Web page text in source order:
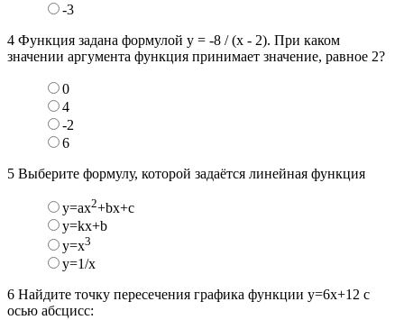
-3
4 Функция задана формулой у = -8 / (х - 2). При каком
значении аргумента функция принимает значение, равное 2?
0
4
-2
6
5 Выберите формулу, которой задаётся линейная функция
y=ax2+bx+c
у=kx+b
у=х3
у=1/х
6 Найдите точку пересечения графика функции y=6x+12 с
осью абсцисс: